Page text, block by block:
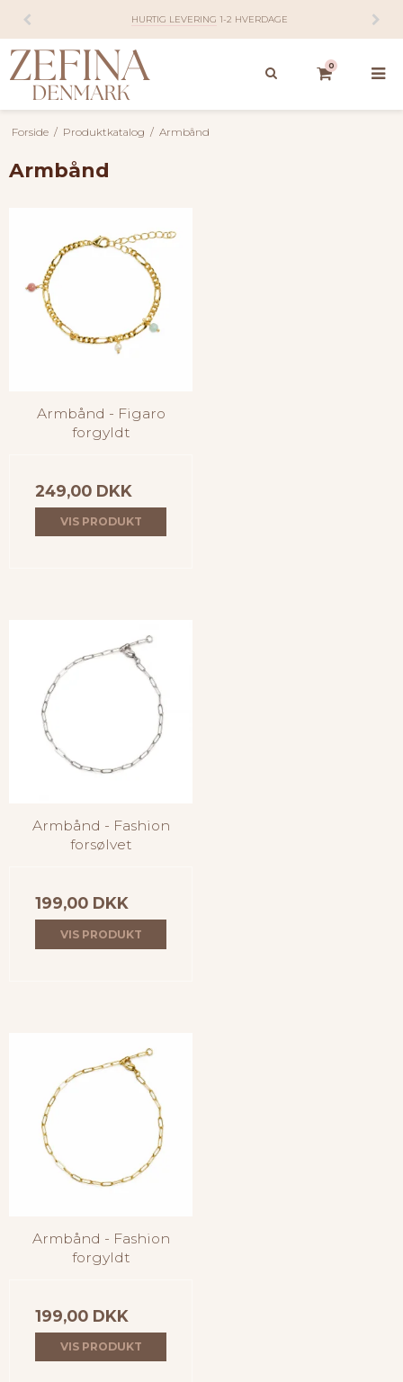
2 HVERDAGE
0
Forside / Produktkatalog / Armbånd
Armbånd
Armbånd - Figaro
forgyldt
249,00 DKK
VIS PRODUKT
Armbånd - Fashion
forsølvet
199,00 DKK
VIS PRODUKT
Armbånd - Fashion
forgyldt
199,00 DKK
VIS PRODUKT